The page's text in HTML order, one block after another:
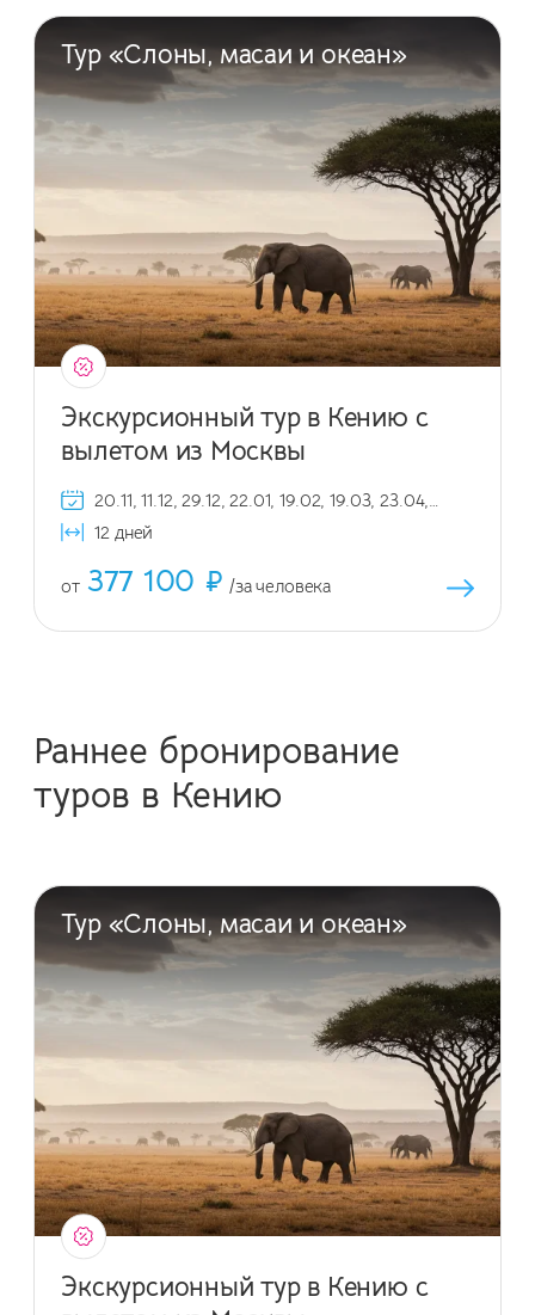
Тур «Слоны, масаи и океан»
Экскурсионный тур в Кению с
вылетом из Москвы
20.11, 11.12, 29.12, 22.01, 19.02, 19.03, 23.04,
21.05, 18.06, 23.07, 20.08, 17.09, 22.10, 19.11,
10.12, 29.12
12 дней
от 377 100 ₽ /за человека
Раннее бронирование
туров в Кению
Тур «Слоны, масаи и океан»
Экскурсионный тур в Кению с